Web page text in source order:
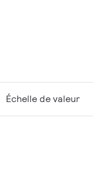
Échelle de valeur